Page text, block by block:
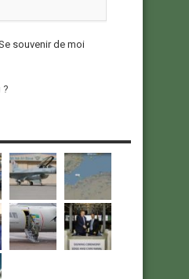
souvenir de moi
?